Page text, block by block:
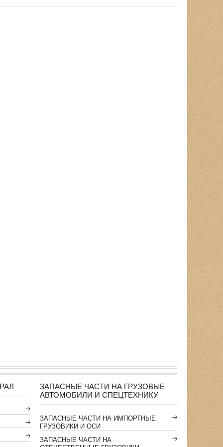
ЗАПАСНЫЕ ЧАСТИ НА ГРУЗОВЫЕ
АВТОМОБИЛИ И СПЕЦТЕХНИКУ
ЗАПАСНЫЕ ЧАСТИ НА ИМПОРТНЫЕ
ГРУЗОВИКИ И ОСИ
ЗАПАСНЫЕ ЧАСТИ НА